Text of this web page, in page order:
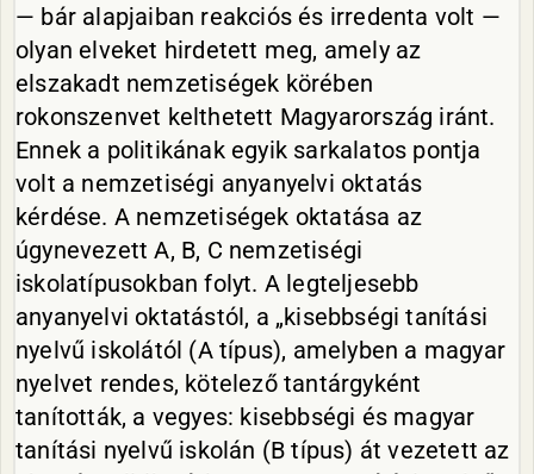
— bár alapjaiban reakciós és irredenta volt —
olyan elveket hirdetett meg, amely az
elszakadt nemzetiségek körében
rokonszenvet kelthetett Magyarország iránt.
Ennek a politikának egyik sarkalatos pontja
volt a nemzetiségi anyanyelvi oktatás
kérdése. A nemzetiségek oktatása az
úgynevezett A, B, C nemzetiségi
iskolatípusokban folyt. A legteljesebb
anyanyelvi oktatástól, a „kisebbségi tanítási
nyelvű iskolától (A típus), amelyben a magyar
nyelvet rendes, kötelező tantárgyként
tanították, a vegyes: kisebbségi és magyar
tanítási nyelvű iskolán (B típus) át vezetett az